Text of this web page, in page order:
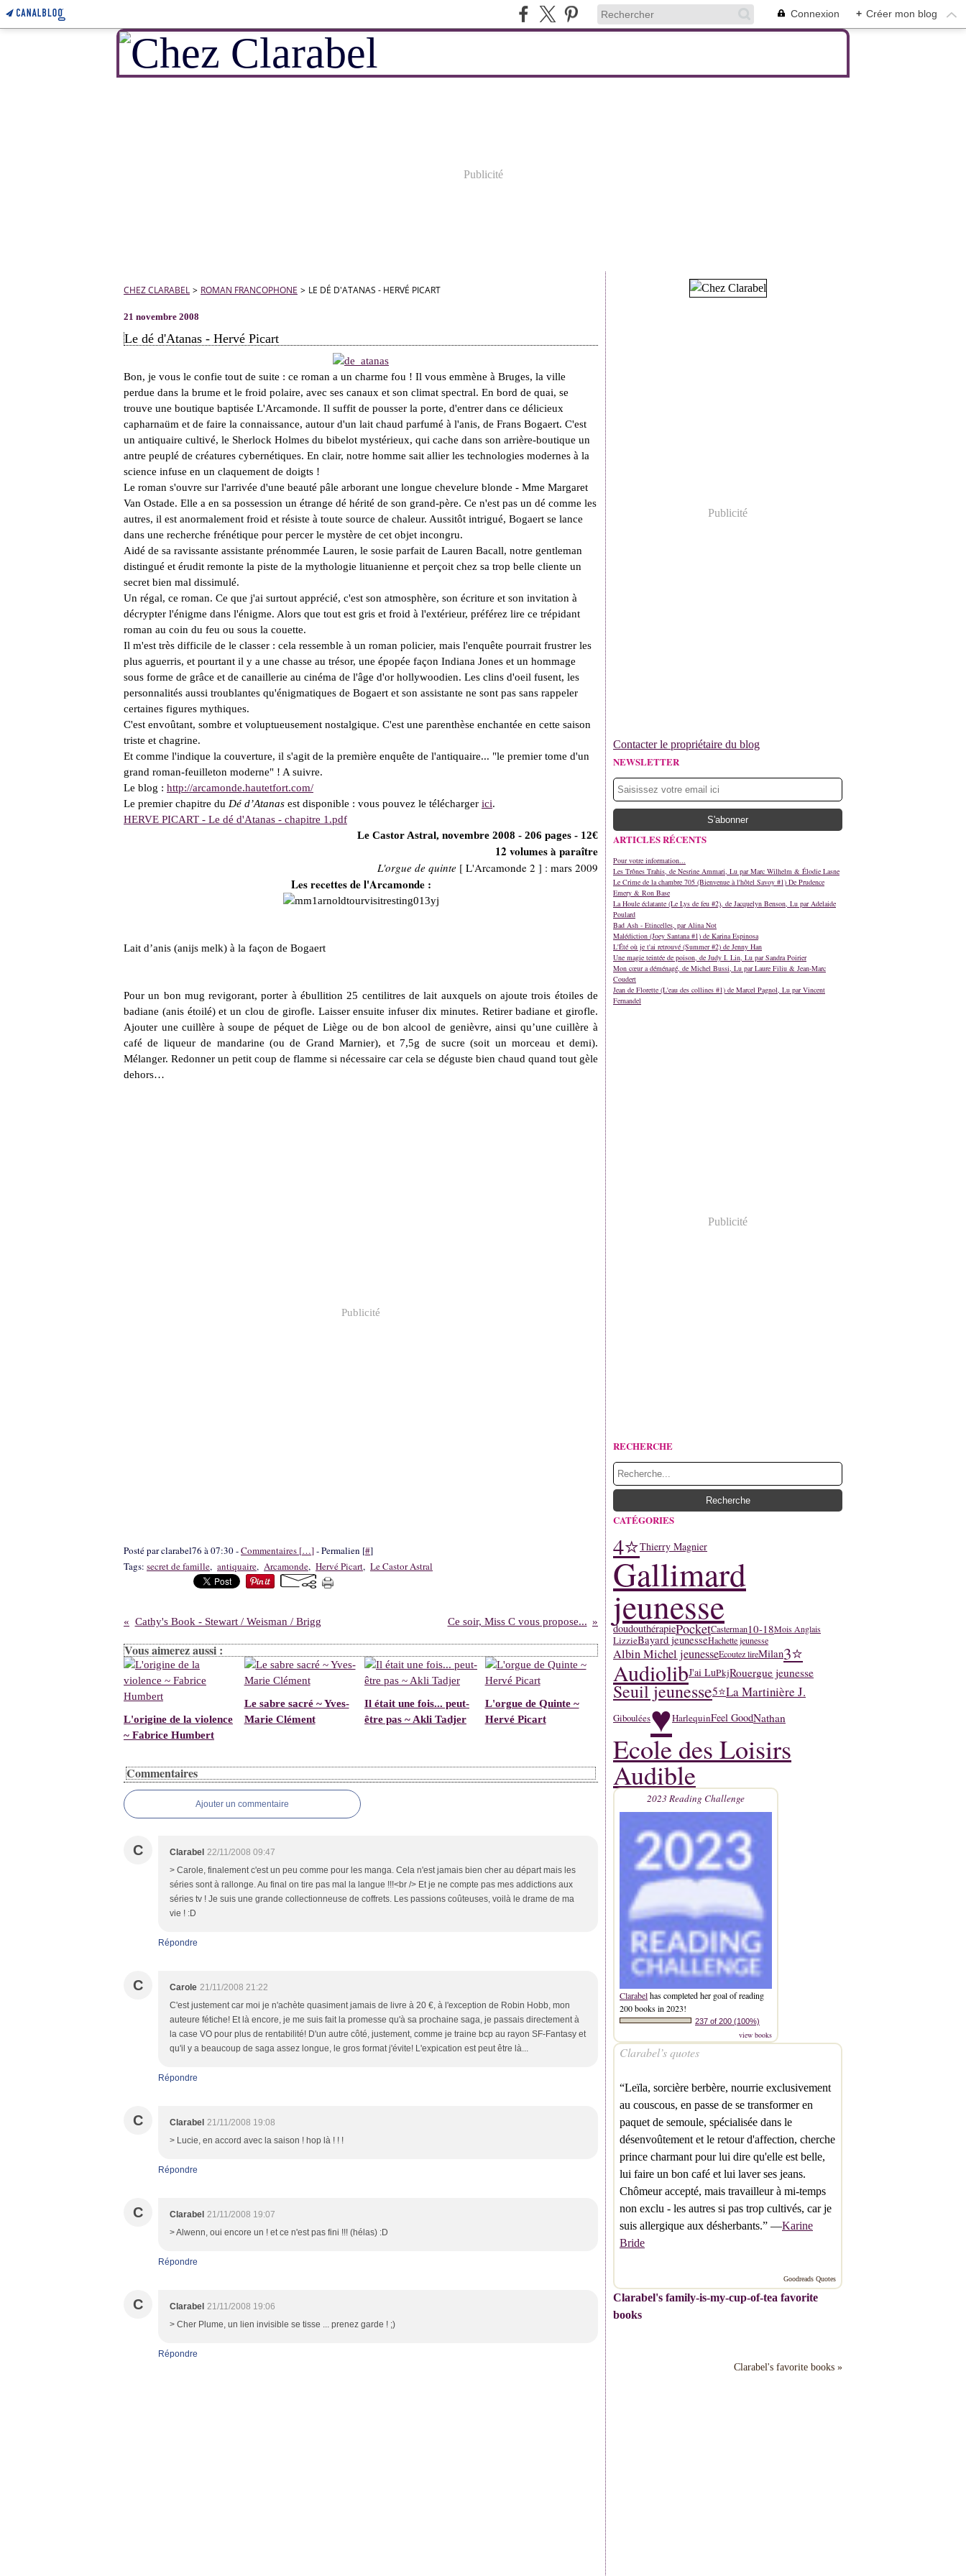
Connexion + Créer mon blog
Publicité
CHEZ CLARABEL > ROMAN FRANCOPHONE > LE DÉ D'ATANAS - HERVÉ PICART
21 novembre 2008
Le dé d'Atanas - Hervé Picart
Bon, je vous le confie tout de suite : ce roman a un charme fou ! Il vous emmène à Bruges, la ville
perdue dans la brume et le froid polaire, avec ses canaux et son climat spectral. En bord de quai, se
trouve une boutique baptisée L'Arcamonde. Il suffit de pousser la porte, d'entrer dans ce délicieux
capharnaüm et de faire la connaissance, autour d'un lait chaud parfumé à l'anis, de Frans Bogaert. C'est
un antiquaire cultivé, le Sherlock Holmes du bibelot mystérieux, qui cache dans son arrière-boutique un
antre peuplé de créatures cybernétiques. En clair, notre homme sait allier les technologies modernes à la
science infuse en un claquement de doigts !
Le roman s'ouvre sur l'arrivée d'une beauté pâle arborant une longue chevelure blonde - Mme Margaret
Van Ostade. Elle a en sa possession un étrange dé hérité de son grand-père. Ce n'est pas un dé comme les
autres, il est anormalement froid et résiste à toute source de chaleur. Aussitôt intrigué, Bogaert se lance
dans une recherche frénétique pour percer le mystère de cet objet incongru.
Aidé de sa ravissante assistante prénommée Lauren, le sosie parfait de Lauren Bacall, notre gentleman
distingué et érudit remonte la piste de la mythologie lituanienne et perçoit chez sa trop belle cliente un
secret bien mal dissimulé.
Un régal, ce roman. Ce que j'ai surtout apprécié, c'est son atmosphère, son écriture et son invitation à
décrypter l'énigme dans l'énigme. Alors que tout est gris et froid à l'extérieur, préférez lire ce trépidant
roman au coin du feu ou sous la couette.
Il m'est très difficile de le classer : cela ressemble à un roman policier, mais l'enquête pourrait frustrer les
plus aguerris, et pourtant il y a une chasse au trésor, une épopée façon Indiana Jones et un hommage
sous forme de grâce et de canaillerie au cinéma de l'âge d'or hollywoodien. Les clins d'oeil fusent, les
personnalités aussi troublantes qu'énigmatiques de Bogaert et son assistante ne sont pas sans rappeler
certaines figures mythiques.
C'est envoûtant, sombre et voluptueusement nostalgique. C'est une parenthèse enchantée en cette saison
triste et chagrine.
Et comme l'indique la couverture, il s'agit de la première enquête de l'antiquaire... "le premier tome d'un
grand roman-feuilleton moderne" ! A suivre.
Le blog : http://arcamonde.hautetfort.com/
Le premier chapitre du Dé d’Atanas est disponible : vous pouvez le télécharger ici.
HERVE PICART - Le dé d'Atanas - chapitre 1.pdf
Le Castor Astral, novembre 2008 - 206 pages - 12€
12 volumes à paraître
L'orgue de quinte [ L'Arcamonde 2 ] : mars 2009
Les recettes de l'Arcamonde :
Lait d’anis (anijs melk) à la façon de Bogaert
Pour un bon mug revigorant, porter à ébullition 25 centilitres de lait auxquels on ajoute trois étoiles de
badiane (anis étoilé) et un clou de girofle. Laisser ensuite infuser dix minutes. Retirer badiane et girofle.
Ajouter une cuillère à soupe de péquet de Liège ou de bon alcool de genièvre, ainsi qu’une cuillère à
café de liqueur de mandarine (ou de Grand Marnier), et 7,5g de sucre (soit un morceau et demi).
Mélanger. Redonner un petit coup de flamme si nécessaire car cela se déguste bien chaud quand tout gèle
dehors…
Publicité
Posté par clarabel76 à 07:30 -Commentaires […]- Permalien [#]
Tags: secret de famille, antiquaire, Arcamonde, Hervé Picart, Le Castor Astral
Cathy's Book - Stewart / Weisman / Brigg Ce soir, Miss C vous propose...
Vous aimerez aussi :
L'origine de la violence
~ Fabrice Humbert
Le sabre sacré ~ Yves-
Marie Clément
Il était une fois... peut-
être pas ~ Akli Tadjer
L'orgue de Quinte ~
Hervé Picart
Commentaires
Ajouter un commentaire
C Clarabel 22/11/2008 09:47
> Carole, finalement c'est un peu comme pour les manga. Cela n'est jamais bien cher au départ mais les
séries sont à rallonge. Au final on tire pas mal la langue !!!<br /> Et je ne compte pas mes addictions aux
séries tv ! Je suis une grande collectionneuse de coffrets. Les passions coûteuses, voilà le drame de ma
vie ! :D
Répondre
C Carole 21/11/2008 21:22
C'est justement car moi je n'achète quasiment jamais de livre à 20 €, à l'exception de Robin Hobb, mon
auteure fétiche! Et là encore, je me suis fait la promesse qu'à sa prochaine saga, je passais directement à
la case VO pour plus de rentabilité! D'un autre côté, justement, comme je traine bcp au rayon SF-Fantasy et
qu'il y a beaucoup de saga assez longue, le gros format j'évite! L'expication est peut être là...
Répondre
C Clarabel 21/11/2008 19:08
> Lucie, en accord avec la saison ! hop là ! ! !
Répondre
C Clarabel 21/11/2008 19:07
> Alwenn, oui encore un ! et ce n'est pas fini !!! (hélas) :D
Répondre
C Clarabel 21/11/2008 19:06
> Cher Plume, un lien invisible se tisse ... prenez garde ! ;)
Répondre
Publicité
Contacter le propriétaire du blog
NEWSLETTER
ARTICLES RÉCENTS
Pour votre information...
Les Trônes Trahis, de Nesrine Ammari, Lu par Marc Wilhelm & Élodie Lasne
Le Crime de la chambre 705 (Bienvenue à l'hôtel Savoy #1) De Prudence
Emery & Ron Base
La Houle éclatante (Le Lys de feu #2), de Jacquelyn Benson, Lu par Adelaide
Poulard
Bad Ash - Etincelles, par Alina Not
Malédiction (Joey Santana #1) de Karina Espinosa
L'Été où je t'ai retrouvé (Summer #2) de Jenny Han
Une magie teintée de poison, de Judy I. Lin, Lu par Sandra Poirier
Mon cœur a déménagé, de Michel Bussi, Lu par Laure Filiu & Jean-Marc
Coudert
Jean de Florette (L'eau des collines #1) de Marcel Pagnol, Lu par Vincent
Fernandel
Publicité
RECHERCHE
CATÉGORIES
4⭐Thierry Magnier
Gallimard
jeunesse
doudouthérapiePocketCasterman10-18Mois Anglais
LizzieBayard jeunesseHachette jeunesse
Albin Michel jeunesseEcoutez lireMilan3⭐
AudiolibJ'ai LuPkjRouergue jeunesse
Seuil jeunesse5⭐La Martinière J.
Giboulées♥HarlequinFeel GoodNathan
Ecole des Loisirs
Audible
2023 Reading Challenge
Clarabelhas completed her goal of reading
200 books in 2023!
237 of 200 (100%)
view books
Clarabel’s quotes
“Leïla, sorcière berbère, nourrie exclusivement
au couscous, en passe de se transformer en
paquet de semoule, spécialisée dans le
désenvoûtement et le retour d'affection, cherche
prince charmant pour lui dire qu'elle est belle,
lui faire un bon café et lui laver ses jeans.
Chômeur accepté, mais travailleur à mi-temps
non exclu - les autres si pas trop cultivés, car je
suis allergique aux désherbants.” —Karine
Bride
Goodreads Quotes
Clarabel's family-is-my-cup-of-tea favorite
books
Clarabel's favorite books »